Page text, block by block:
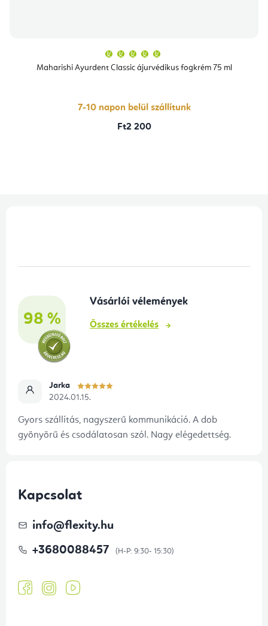
Maharishi Ayurdent Classic ájurvédikus fogkrém 75 ml
átlagos
értékelése
csillag.
7-10 napon belül szállítunk
Ft2 200
98 %
Vásárlói vélemények
Összes értékelés
Jarka
2024.01.15.
Gyors szállítás, nagyszerű kommunikáció. A dob
gyönyörű és csodálatosan szól. Nagy elégedettség.
Kapcsolat
info@flexity.hu
+3680088457